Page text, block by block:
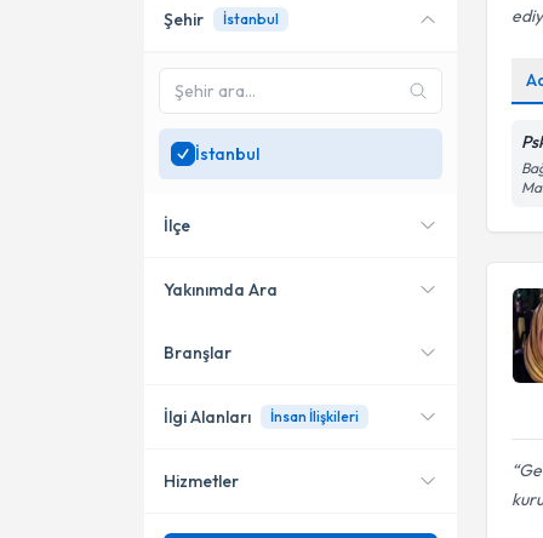
Online danışmanlık sunan
Sadeceİstanbul
uzman ara
Şehir İstanbul
İstanbul
İlçe
Kadıköy
Şişli
Yakınımda Ara
Konumuma yakın uzmanları
Branşlar
Psikoloji
İlgi Alanları İnsan İlişkileri
Hizmetler